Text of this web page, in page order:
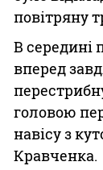
повітряну
В середині
вперед
головою
навісу з
Кравченка.